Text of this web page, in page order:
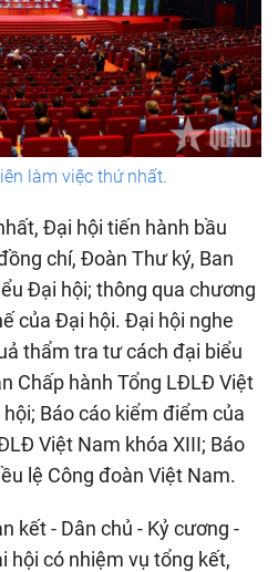
làm việc thứ nhất.
Đại hội tiến hành bầu
chí, Đoàn Thư ký, Ban
Đại hội; thông qua chương
của Đại hội. Đại hội nghe
thẩm tra tư cách đại biểu
Chấp hành Tổng LĐLĐ Việt
Báo cáo kiểm điểm của
Việt Nam khóa XIII; Báo
lệ Công đoàn Việt Nam.
kết - Dân chủ - Kỷ cương -
hội có nhiệm vụ tổng kết,